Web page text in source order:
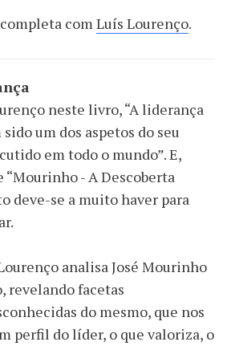
comLuís Lourenço.
neste livro, “A liderança
um dos aspetos do seu
em todo o mundo”. E,
“Mourinho - A Descoberta
deve-se a muito haver para
analisa José Mourinho
revelando facetas
do mesmo, que nos
perfil do líder, o que valoriza, o